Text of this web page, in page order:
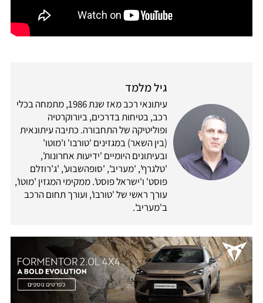
גיל מלמד
עיתונאי רכב מאז שנת 1986, מתמחה בכלי
רכב, בטיחות בדרכים, ביורוקרטיה
ופוליטיקה של התחבורה. כתיבה עיתונאית
(בין השאר) במגזינים 'טורבו' ו'מוטו'
ובעיתונים היומיים 'ידיעות אחרונות',
'טלגרף', 'מעריב', 'סופהשבוע', 'ג'רוזלם
פוסט' ו'ישראל פוסט'. ממקימי המגזין 'מוטו',
עורך ראשי של 'טורבו', ועורך תחום הרכב
ב'מעריב'.